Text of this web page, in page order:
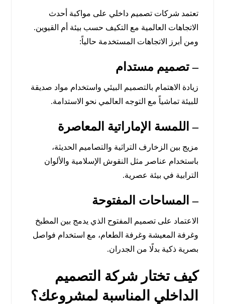
تعتمد شركات تصميم داخلي على مواكبة أحدث
الاتجاهات العالمية مع التكيف حسب بيئة أم القيوين.
ومن أبرز الاتجاهات المستخدمة حالياً:
–تصميم مستدام
زيادة الاهتمام بالتصميم البيئي واستخدام مواد صديقة
للبيئة تماشياً مع التوجه العالمي نحو الاستدامة.
– اللمسة الإماراتية المعاصرة
مزيج بين الزخارف التراثية والتصاميم الحديثة،
باستخدام عناصر مثل النقوش الإسلامية والألوان
الترابية في بيئة عصرية.
– المساحات المفتوحة
الاعتماد على تصميم المفتوح الذي يدمج بين المطبخ
وغرفة المعيشة وغرفة الطعام، مع استخدام فواصل
بصرية ذكية بدلًا من الجدران.
كيف تختار شركة التصميم
الداخلي المناسبة لمشروعك؟